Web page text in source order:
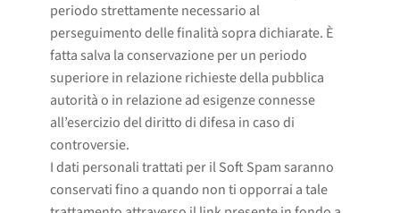
periodo strettamente necessario al
perseguimento delle finalità sopra dichiarate. È
fatta salva la conservazione per un periodo
superiore in relazione richieste della pubblica
autorità o in relazione ad esigenze connesse
all’esercizio del diritto di difesa in caso di
controversie.
I dati personali trattati per il Soft Spam saranno
conservati fino a quando non ti opporrai a tale